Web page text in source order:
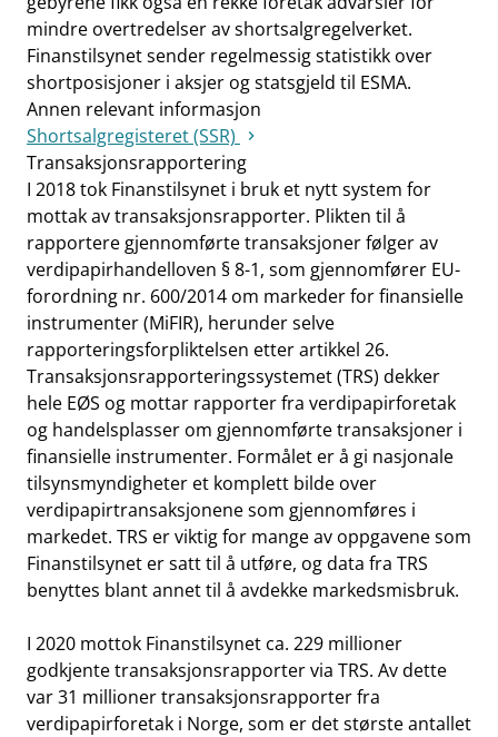
mindre overtredelser av shortsalgregelverket.
Finanstilsynet sender regelmessig statistikk over
shortposisjoner i aksjer og statsgjeld til ESMA.
Annen relevant informasjon
Shortsalgregisteret (SSR)
Transaksjonsrapportering
I 2018 tok Finanstilsynet i bruk et nytt system for
mottak av transaksjonsrapporter. Plikten til å
rapportere gjennomførte transaksjoner følger av
verdipapirhandelloven § 8-1, som gjennomfører EU-
forordning nr. 600/2014 om markeder for finansielle
instrumenter (MiFIR), herunder selve
rapporteringsforpliktelsen etter artikkel 26.
Transaksjonsrapporteringssystemet (TRS) dekker
hele EØS og mottar rapporter fra verdipapirforetak
og handelsplasser om gjennomførte transaksjoner i
finansielle instrumenter. Formålet er å gi nasjonale
tilsynsmyndigheter et komplett bilde over
verdipapirtransaksjonene som gjennomføres i
markedet. TRS er viktig for mange av oppgavene som
Finanstilsynet er satt til å utføre, og data fra TRS
benyttes blant annet til å avdekke markedsmisbruk.
I 2020 mottok Finanstilsynet ca. 229 millioner
godkjente transaksjonsrapporter via TRS. Av dette
var 31 millioner transaksjonsrapporter fra
verdipapirforetak i Norge, som er det største antallet